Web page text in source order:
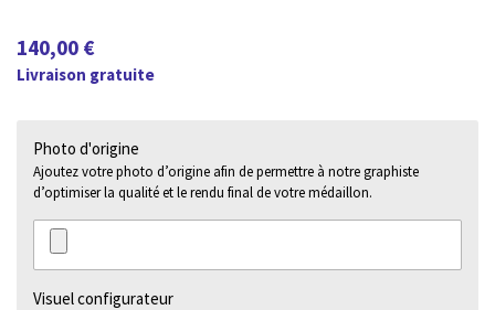
140,00 €
Livraison gratuite
Photo d'origine
Ajoutez votre photo d’origine afin de permettre à notre graphiste
d’optimiser la qualité et le rendu final de votre médaillon.
Visuel configurateur